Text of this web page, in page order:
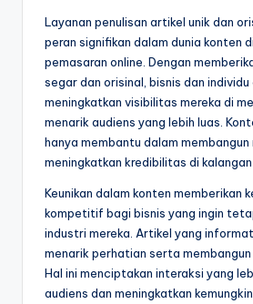
Layanan penulisan artikel unik dan
peran signifikan dalam dunia konten
pemasaran online. Dengan
segar dan orisinal, bisnis dan
meningkatkan visibilitas mereka di
menarik audiens yang lebih luas.
hanya membantu dalam
meningkatkan kredibilitas di
Keunikan dalam konten memberikan
kompetitif bagi bisnis yang ingin
industri mereka. Artikel yang
menarik perhatian serta
Hal ini menciptakan interaksi yang
audiens dan meningkatkan